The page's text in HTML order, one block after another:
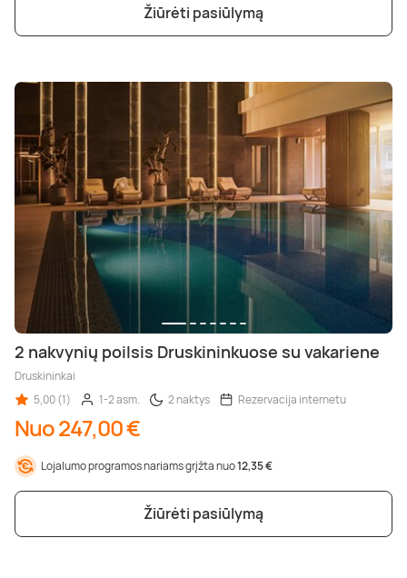
Žiūrėti pasiūlymą
2 nakvynių poilsis Druskininkuose su vakariene
Druskininkai
5,00 (1)
1-2 asm. 2 naktys Rezervacija internetu
Nuo 247,00 €
Lojalumo programos nariams grįžta nuo12,35 €
Žiūrėti pasiūlymą